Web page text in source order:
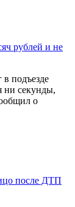
рублей и не
подъезде
ни секунды,
о
после ДТП